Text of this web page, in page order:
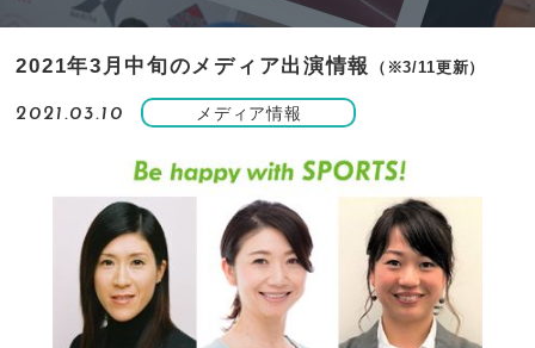
2021年3月中旬のメディア出演情報 （※3/11更新）
2021.03.10 メディア情報